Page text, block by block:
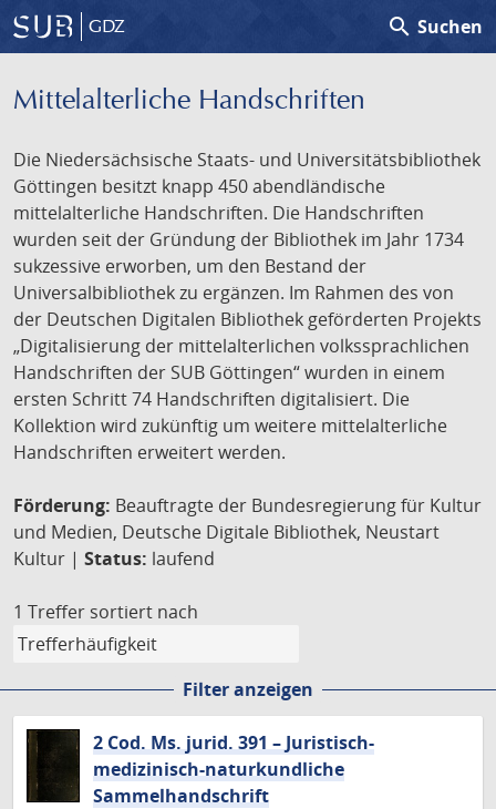
GDZ search Suchen
Mittelalterliche Handschriften
Die Niedersächsische Staats- und Universitätsbibliothek
Göttingen besitzt knapp 450 abendländische
mittelalterliche Handschriften. Die Handschriften
wurden seit der Gründung der Bibliothek im Jahr 1734
sukzessive erworben, um den Bestand der
Universalbibliothek zu ergänzen. Im Rahmen des von
der Deutschen Digitalen Bibliothek geförderten Projekts
„Digitalisierung der mittelalterlichen volkssprachlichen
Handschriften der SUB Göttingen“ wurden in einem
ersten Schritt 74 Handschriften digitalisiert. Die
Kollektion wird zukünftig um weitere mittelalterliche
Handschriften erweitert werden.
Förderung: Beauftragte der Bundesregierung für Kultur
und Medien, Deutsche Digitale Bibliothek, Neustart
Kultur | Status: laufend
1 Treffer sortiert nach
Filter anzeigen
2 Cod. Ms. jurid. 391 – Juristisch-
medizinisch-naturkundliche
Sammelhandschrift